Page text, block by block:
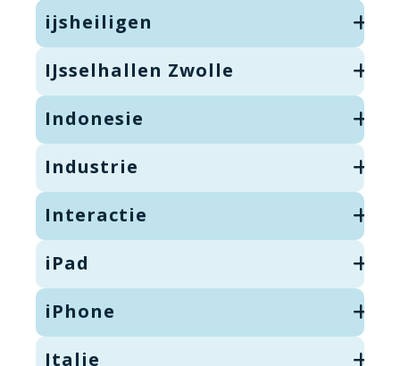
ijsheiligen
IJsselhallen Zwolle
Indonesie
Industrie
Interactie
iPad
iPhone
Italie